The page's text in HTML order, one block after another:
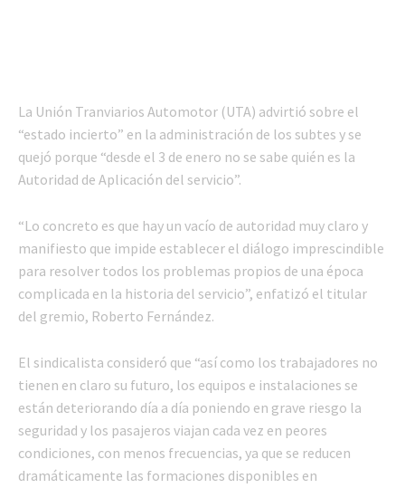
La Unión Tranviarios Automotor (UTA) advirtió sobre el
“estado incierto” en la administración de los subtes y se
quejó porque “desde el 3 de enero no se sabe quién es la
Autoridad de Aplicación del servicio”.
“Lo concreto es que hay un vacío de autoridad muy claro y
manifiesto que impide establecer el diálogo imprescindible
para resolver todos los problemas propios de una época
complicada en la historia del servicio”, enfatizó el titular
del gremio, Roberto Fernández.
El sindicalista consideró que “así como los trabajadores no
tienen en claro su futuro, los equipos e instalaciones se
están deteriorando día a día poniendo en grave riesgo la
seguridad y los pasajeros viajan cada vez en peores
condiciones, con menos frecuencias, ya que se reducen
dramáticamente las formaciones disponibles en